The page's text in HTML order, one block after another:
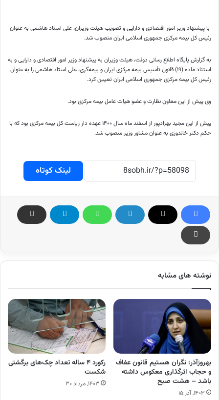
با پیشنهاد وزیر امور اقتصادی و دارایی و تصویب هیئت وزیران، علی استاد هاشمی به عنوان
رئیس کل بیمه مرکزی جمهوری اسلامی ایران منصوب شد.
به گزارش پایگاه اطلاع رسانی دولت، هیئت وزیران به پیشنهاد وزیر امور اقتصادی و دارایی و به
استناد ماده (۱۹) قانون تأسیس بیمه مرکزی ایران و بیمه‌گری، علی استاد هاشمی را به عنوان
رئیس کل بیمه مرکزی جمهوری اسلامی ایران تعیین کرد.
وی پیش از این معاون نظارت و عضو هیات عامل بیمه مرکزی بود.
پیش از این مجید بهزادپور از اسفند ماه سال ۱۴۰۰ عهده دار ریاست کل بیمه مرکزی بود که با
حکم دکتر خاندوزی به عنوان مشاور وزیر منصوب شد.
لینک کوتاه
نوشته های مشابه
بهروزآذر: نگران هستیم قانون عفاف
و حجاب اثرگذاری معکوس داشته
باشد – هشت صبح
۱۴۰۳, آذر ۱۵
رکورد ۴ ساله تعداد چک‌های برگشتی
شکست
۱۴۰۳, مرداد ۳۰